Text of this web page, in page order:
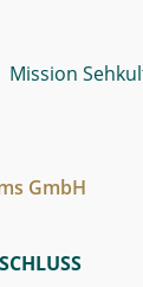
Mission
GmbH